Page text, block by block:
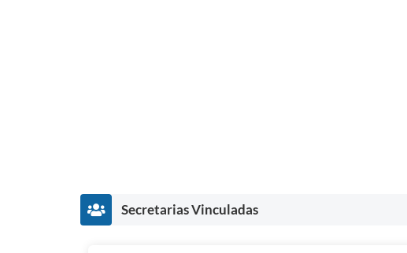
Secretarias Vinculadas